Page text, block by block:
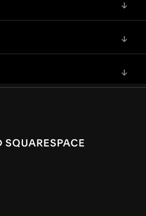
↓
↓
↓